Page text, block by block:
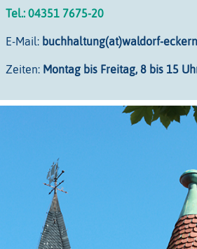
Tel.: 04351 7675-20
E-Mail: buchhaltung(at)waldorf-
Zeiten: Montag bis Freitag, 8 bis 15